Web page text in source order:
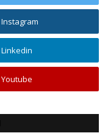
Instagram
Linkedin
Youtube